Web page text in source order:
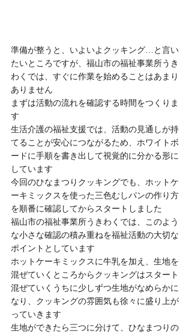
準備が整うと、いよいよクッキング…と言い
たいところですが、福山市の福祉事業所うき
わくでは、すぐに作業を始めることはあまり
ありません
まずは活動の流れを確認する時間をつくりま
す
生活介護の福祉支援では、活動の見通しが持
てることが安心につながるため、ホワイトボ
ードに手順を書き出して視覚的に分かる形に
しています
今回のひなまつりクッキングでも、ホットケ
ーキミックスを使った三色むしパンの作り方
を順番に確認してからスタートしました
福山市の福祉事業所うきわくでは、このよう
な小さな確認の積み重ねを福祉活動の大切な
ポイントとしています
ホットケーキミックスに牛乳を加え、生地を
混ぜていくところからクッキングはスタート
混ぜていくうちに少しずつ生地がなめらかに
なり、クッキングの雰囲気も徐々に盛り上が
っていきます
生地ができたら三つに分けて、ひなまつりの